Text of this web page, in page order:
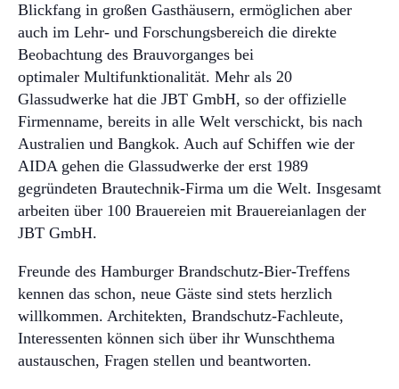
Blickfang in großen Gasthäusern, ermöglichen aber
auch im Lehr- und Forschungsbereich die direkte
Beobachtung des Brauvorganges bei
optimaler Multifunktionalität. Mehr als 20
Glassudwerke hat die JBT GmbH, so der offizielle
Firmenname, bereits in alle Welt verschickt, bis nach
Australien und Bangkok. Auch auf Schiffen wie der
AIDA gehen die Glassudwerke der erst 1989
gegründeten Brautechnik-Firma um die Welt. Insgesamt
arbeiten über 100 Brauereien mit Brauereianlagen der
JBT GmbH.
Freunde des Hamburger Brandschutz-Bier-Treffens
kennen das schon, neue Gäste sind stets herzlich
willkommen. Architekten, Brandschutz-Fachleute,
Interessenten können sich über ihr Wunschthema
austauschen, Fragen stellen und beantworten.